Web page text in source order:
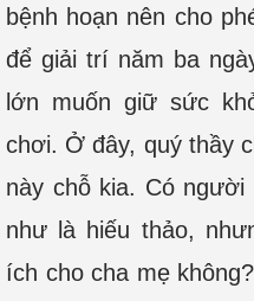
bệnh hoạn nên cho
để giải trí năm ba
lớn muốn giữ sức
chơi. Ở đây, quý thầy
này chỗ kia. Có
như là hiếu thảo,
ích cho cha mẹ